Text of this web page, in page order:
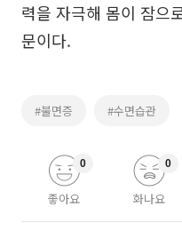
력을 자극해 몸이 잠으
문이다.
#불면증 #수면습관
좋아요
0
화나요
0